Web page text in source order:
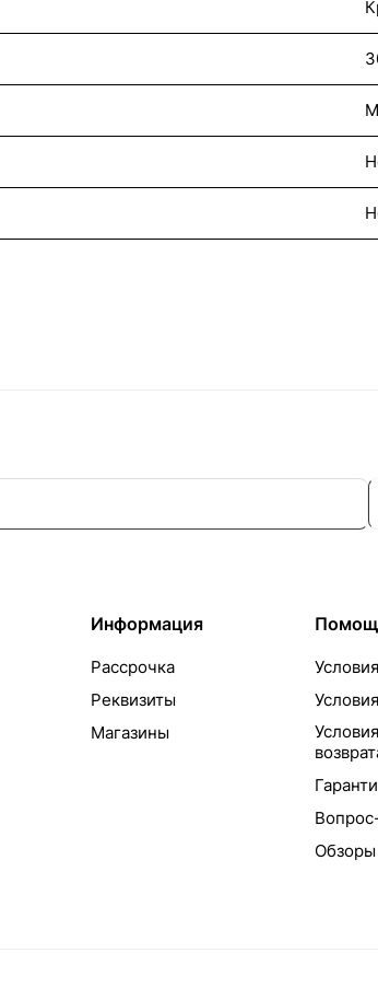
Информация
Рассрочка
Реквизиты
Магазины
Обзоры